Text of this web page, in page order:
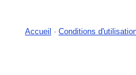
Accueil - Conditions